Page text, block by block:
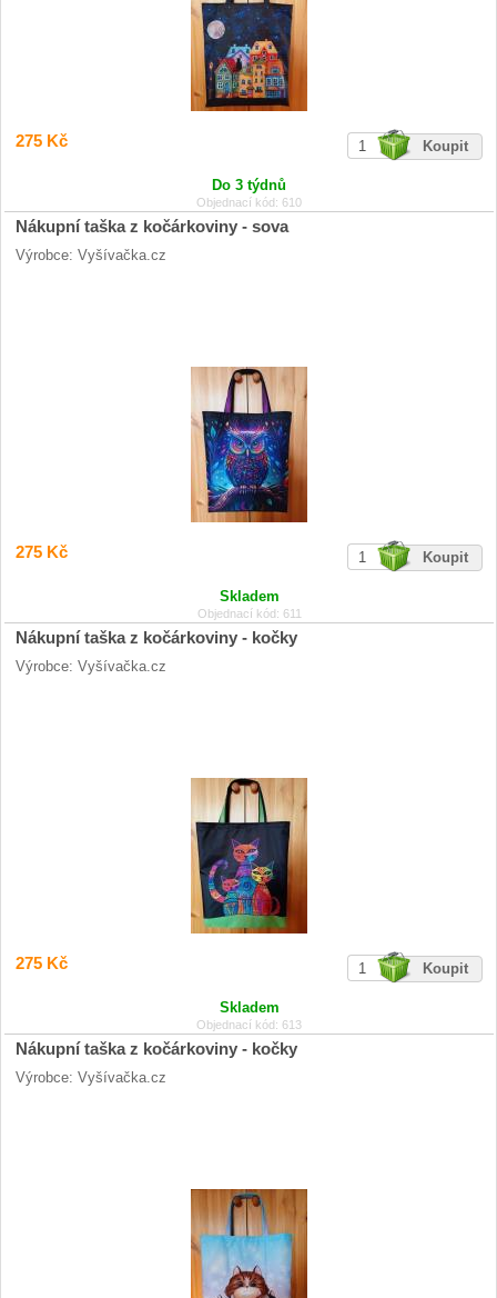
275 Kč
Do 3 týdnů
Objednací kód: 610
Nákupní taška z kočárkoviny - sova
Výrobce: Vyšívačka.cz
275 Kč
Skladem
Objednací kód: 611
Nákupní taška z kočárkoviny - kočky
Výrobce: Vyšívačka.cz
275 Kč
Skladem
Objednací kód: 613
Nákupní taška z kočárkoviny - kočky
Výrobce: Vyšívačka.cz